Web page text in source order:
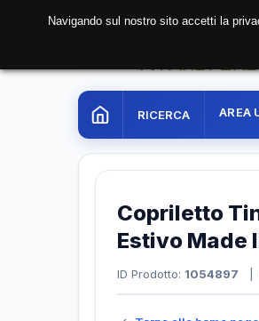
RICERCA AREA
Copriletto
Estivo Made
ID Prodotto: 1054897
Navigando sul nostro sito accetti la